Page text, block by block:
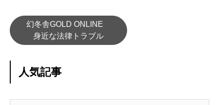
幻冬舎GOLD ONLINE
身近な法律トラブル
人気記事